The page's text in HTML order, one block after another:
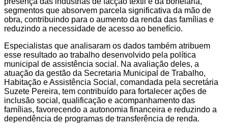
segmentos que absorvem parcela significativa da mão de
obra, contribuindo para o aumento da renda das famílias e
reduzindo a necessidade de acesso ao benefício.
Especialistas que analisaram os dados também atribuem
esse resultado ao trabalho desenvolvido pela política
municipal de assistência social. Na avaliação deles, a
atuação da gestão da Secretaria Municipal de Trabalho,
Habitação e Assistência Social, comandada pela secretária
Suzete Pereira, tem contribuído para fortalecer ações de
inclusão social, qualificação e acompanhamento das
famílias, favorecendo a autonomia financeira e reduzindo a
dependência de programas de transferência de renda.